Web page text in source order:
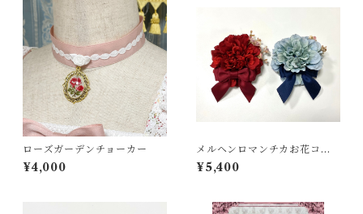
ローズガーデンチョーカー
¥4,000
メルヘンロマンチカお花コサ
ージュ
¥5,400